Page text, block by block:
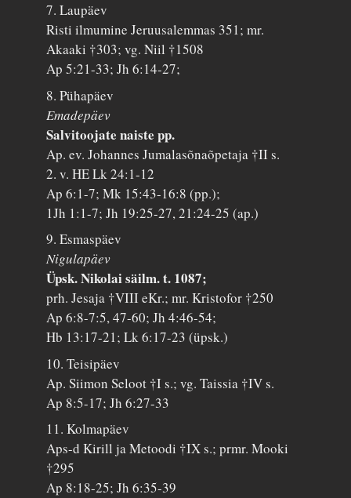
7. Laupäev
Risti ilmumine Jeruusalemmas 351; mr.
Akaaki †303; vg. Niil †1508
Ap 5:21-33; Jh 6:14-27;
8. Pühapäev
Emadepäev
Salvitoojate naiste pp.
Ap. ev. Johannes Jumalasõnaõpetaja †II s.
2. v. HE Lk 24:1-12
Ap 6:1-7; Mk 15:43-16:8 (pp.);
1Jh 1:1-7; Jh 19:25-27, 21:24-25 (ap.)
9. Esmaspäev
Nigulapäev
Üpsk. Nikolai säilm. t. 1087;
prh. Jesaja †VIII eKr.; mr. Kristofor †250
Ap 6:8-7:5, 47-60; Jh 4:46-54;
Hb 13:17-21; Lk 6:17-23 (üpsk.)
10. Teisipäev
Ap. Siimon Seloot †I s.; vg. Taissia †IV s.
Ap 8:5-17; Jh 6:27-33
11. Kolmapäev
Aps-d Kirill ja Metoodi †IX s.; prmr. Mooki
†295
Ap 8:18-25; Jh 6:35-39